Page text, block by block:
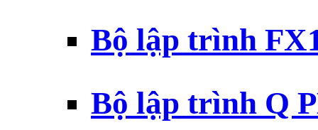
Bộ lập trình
Bộ lập trình Q